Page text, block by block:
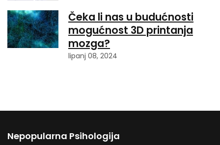
Čeka li nas u budućnosti
mogućnost 3D printanja
mozga?
lipanj 08, 2024
Nepopularna Psihologija